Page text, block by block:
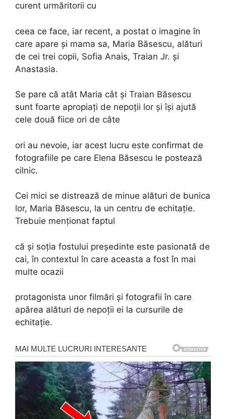
curent urmăritorii cu
ceea ce face, iar recent, a postat o imagine în
care apare și mama sa, Maria Băsescu, alături
de cei trei copii, Sofia Anais, Traian Jr. şi
Anastasia.
Se pare că atât Maria cât și Traian Băsescu
sunt foarte apropiați de nepoții lor și își ajută
cele două fiice ori de câte
ori au nevoie, iar acest lucru este confirmat de
fotografiile pe care Elena Băsescu le postează
cilnic.
Cei mici se distrează de minue alături de bunica
lor, Maria Băsescu, la un centru de echitație.
Trebuie menționat faptul
că și soția fostului președinte este pasionată de
cai, în contextul în care aceasta a fost în mai
multe ocazii
protagonista unor filmări și fotografii în care
apărea alături de nepoții ei la cursurile de
echitație.